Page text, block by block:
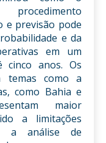
e previsão pode
e da
em um
cinco anos. Os
temas como a
como Bahia e
maior
a limitações
a análise de